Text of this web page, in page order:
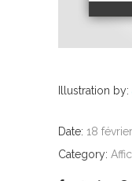
Design |
Illustration by:
Date: 18
Category: